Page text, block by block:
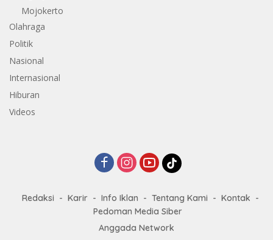
Mojokerto
Olahraga
Politik
Nasional
Internasional
Hiburan
Videos
Redaksi Karir Info Iklan Tentang Kami
Kontak
Pedoman Media Siber
Anggada Network